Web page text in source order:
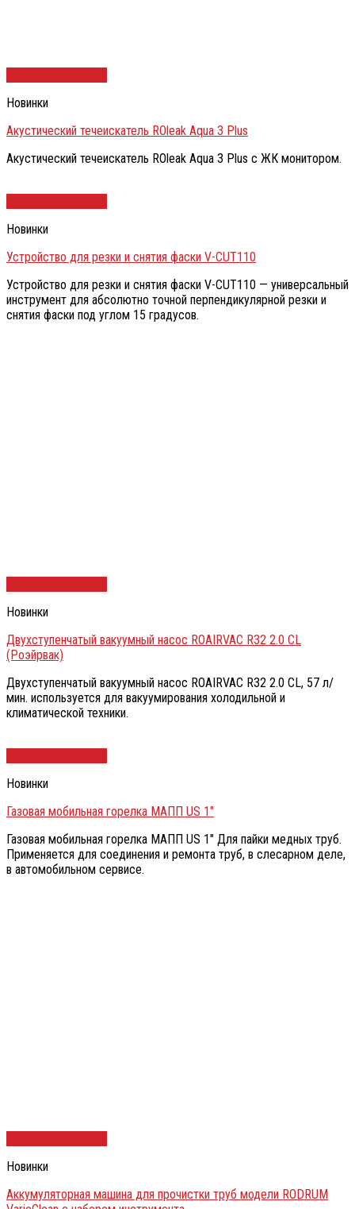
Новинки
Акустический течеискатель ROleak Aqua 3 Plus
Акустический течеискатель ROleak Aqua 3 Plus с ЖК монитором.
Новинки
Устройство для резки и снятия фаски V-CUT110
Устройство для резки и снятия фаски V-CUT110 — универсальный
инструмент для абсолютно точной перпендикулярной резки и
снятия фаски под углом 15 градусов.
Новинки
Двухступенчатый вакуумный насос ROAIRVAC R32 2.0 CL
(Роэйрвак)
Двухступенчатый вакуумный насос ROAIRVAC R32 2.0 CL, 57 л/
мин. используется для вакуумирования холодильной и
климатической техники.
Новинки
Газовая мобильная горелка МАПП US 1″
Газовая мобильная горелка МАПП US 1″ Для пайки медных труб.
Применяется для соединения и ремонта труб, в слесарном деле,
в автомобильном сервисе.
Новинки
Аккумуляторная машина для прочистки труб модели RODRUM